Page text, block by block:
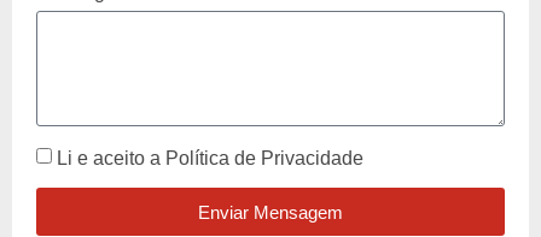
Li e aceito a Política de Privacidade
Enviar Mensagem